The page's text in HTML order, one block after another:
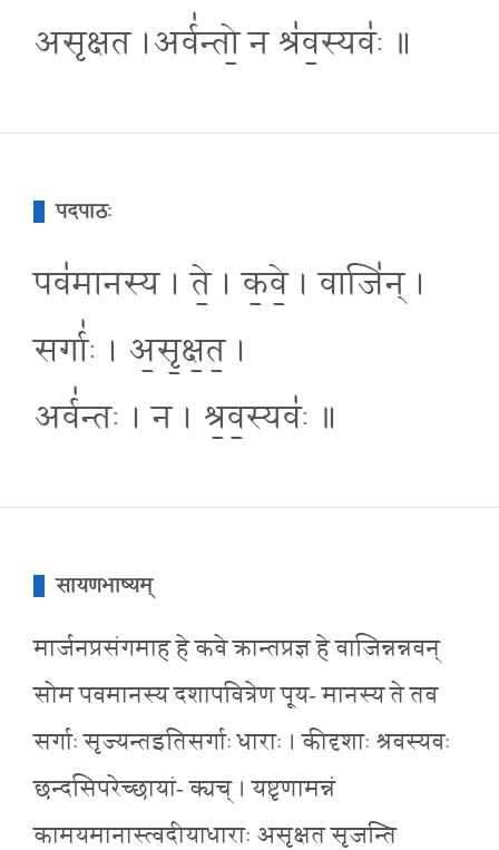
असृक्षत ।अर्व॑न्तो॒ न श्र॑व॒स्यवः॑ ॥
पदपाठः
पव॑मानस्य । ते॒ । क॒वे॒ । वाजि॑न् ।
सर्गाः॑ । अ॒सृ॒क्ष॒त॒ ।
अर्व॑न्तः । न । श्र॒व॒स्यवः॑ ॥
सायणभाष्यम्
मार्जनप्रसंगमाह हे कवे क्रान्तप्रज्ञ हे वाजिन्नन्नवन्
सोम पवमानस्य दशापवित्रेण पूय- मानस्य ते तव
सर्गाः सृज्यन्तइतिसर्गाः धाराः । कीदृशाः श्रवस्यवः
छन्दसिपरेच्छायां- क्यच् । यष्टृणामन्नं
कामयमानास्त्वदीयाधाराः असृक्षत सृजन्ति